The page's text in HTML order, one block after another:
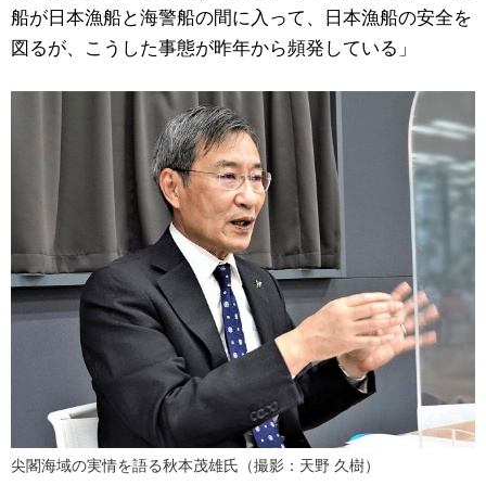
船が日本漁船と海警船の間に入って、日本漁船の安全を
図るが、こうした事態が昨年から頻発している」
尖閣海域の実情を語る秋本茂雄氏（撮影：天野 久樹）